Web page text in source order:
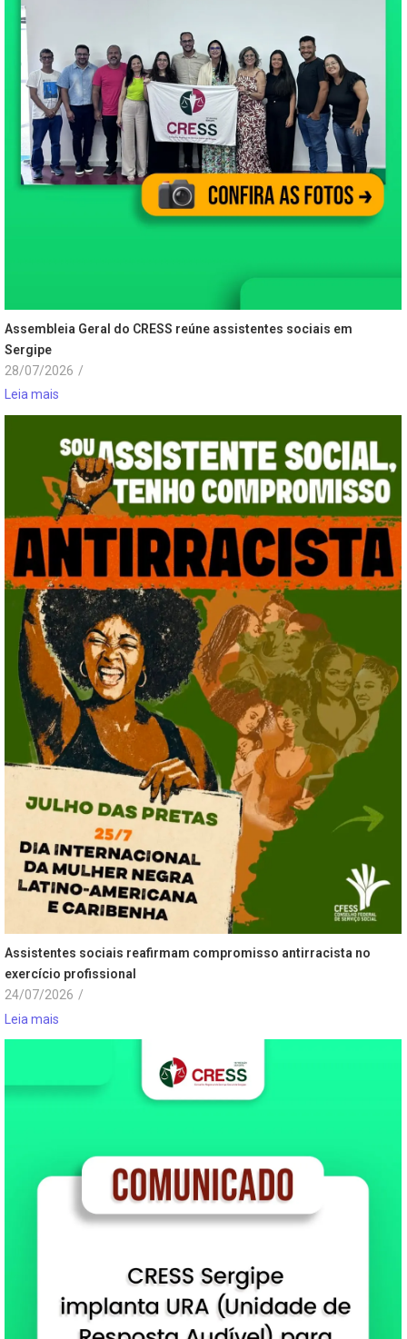
Assembleia Geral do CRESS reúne assistentes sociais em
Sergipe
28/07/2026 /
Leia mais
Assistentes sociais reafirmam compromisso antirracista no
exercício profissional
24/07/2026 /
Leia mais